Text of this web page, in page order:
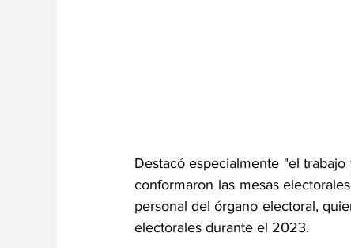
Destacó especialmente "el
conformaron las mesas
personal del órgano electoral,
electorales durante el 2023.